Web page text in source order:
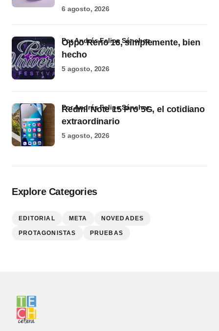
6 agosto, 2026
Oppo Reno 16, simplemente, bien
hecho
por Andrés Felipe Sánchez
5 agosto, 2026
Redmi Note 15 Pro 5G, el cotidiano
extraordinario
por Andrés Felipe Sánchez
5 agosto, 2026
Explore Categories
EDITORIAL META NOVEDADES
PROTAGONISTAS PRUEBAS